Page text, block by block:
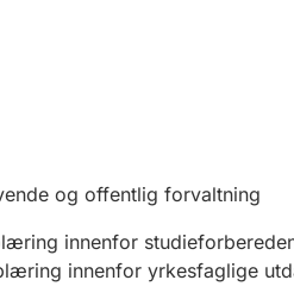
og offentlig forvaltning
innenfor
innenfor yrkesfaglige